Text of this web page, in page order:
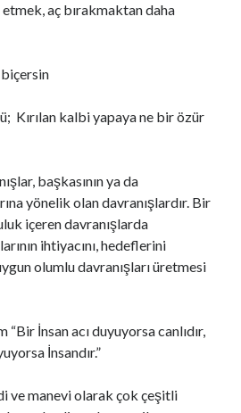
aç bırakmaktan daha
Kırılan kalbi yapaya ne bir özür
başkasının ya da
yönelik olan davranışlardır. Bir
içeren davranışlarda
ihtiyacını, hedeflerini
olumlu davranışları üretmesi
İnsan acı duyuyorsa canlıdır,
İnsandır.”
ve manevi olarak çok çeşitli